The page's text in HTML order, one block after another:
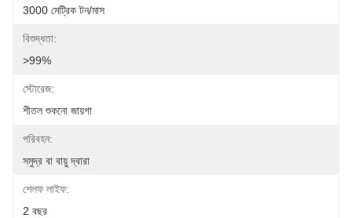
3000 মেট্রিক টন/মাস
বিশুদ্ধতা:
>99%
স্টোরেজ:
শীতল শুকনো জায়গা
পরিবহন:
সমুদ্র বা বায়ু দ্বারা
শেলফ লাইফ:
2 বছর